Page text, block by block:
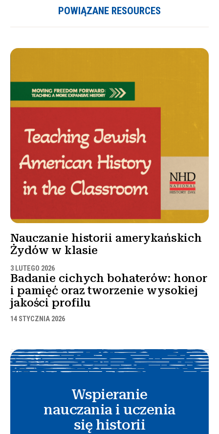
POWIĄZANE RESOURCES
Nauczanie historii amerykańskich
Żydów w klasie
3 LUTEGO 2026
Badanie cichych bohaterów: honor
i pamięć oraz tworzenie wysokiej
jakości profilu
14 STYCZNIA 2026
Wspieranie
nauczania i uczenia
się historii